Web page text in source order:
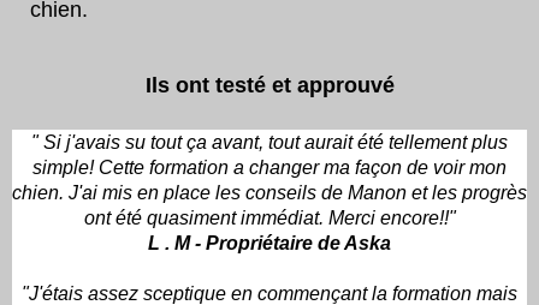
chien.
Ils ont testé et approuvé
" Si j'avais su tout ça avant, tout aurait été tellement plus
simple! Cette formation a changer ma façon de voir mon
chien. J'ai mis en place les conseils de Manon et les progrès
ont été quasiment immédiat. Merci encore!!"
L . M - Propriétaire de Aska
"J'étais assez sceptique en commençant la formation mais